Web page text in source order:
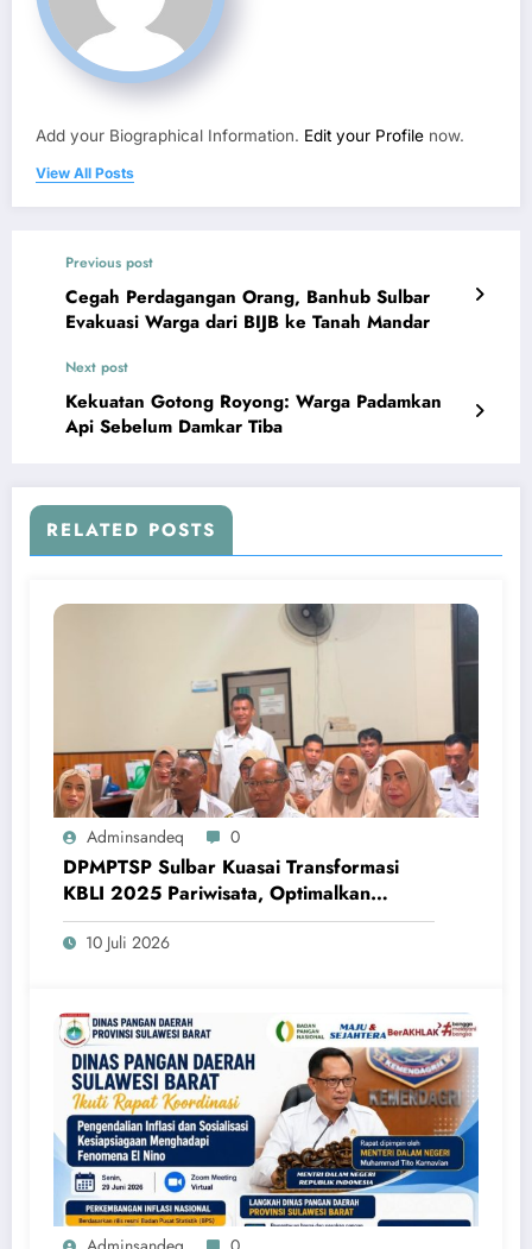
Add your Biographical Information. Edit your Profile now.
View All Posts
Previous post
Cegah Perdagangan Orang, Banhub Sulbar
Evakuasi Warga dari BIJB ke Tanah Mandar
Next post
Kekuatan Gotong Royong: Warga Padamkan
Api Sebelum Damkar Tiba
RELATED POSTS
DPMPTSP Sulbar pelajari KBLI 2025 Pariwisata, pastikan perizinan
Adminsandeq 0
DPMPTSP Sulbar Kuasai Transformasi
KBLI 2025 Pariwisata, Optimalkan
Perizinan Lewat Sistem OSS
10 Juli 2026